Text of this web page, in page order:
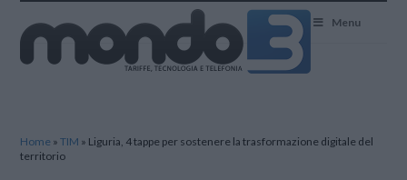
Menu
Home »TIM » Liguria, 4 tappe per sostenere la trasformazione digitale del
territorio